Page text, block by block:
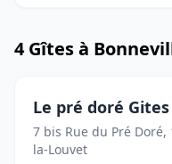
4 Gîtes à
Le pré doré Gites
7 bis Rue du Pré Doré,
la-Louvet